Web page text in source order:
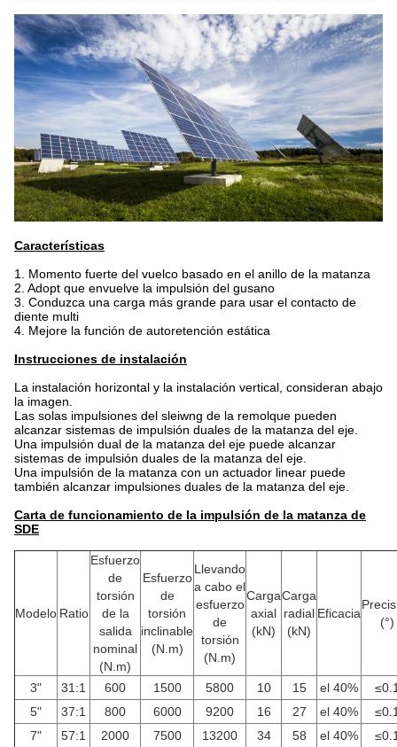
Características
1. Momento fuerte del vuelco basado en el anillo de la matanza
2. Adopt que envuelve la impulsión del gusano
3. Conduzca una carga más grande para usar el contacto de
diente multi
4. Mejore la función de autoretención estática
Instrucciones de instalación
La instalación horizontal y la instalación vertical, consideran abajo
la imagen.
Las solas impulsiones del sleiwng de la remolque pueden
alcanzar sistemas de impulsión duales de la matanza del eje.
Una impulsión dual de la matanza del eje puede alcanzar
sistemas de impulsión duales de la matanza del eje.
Una impulsión de la matanza con un actuador linear puede
también alcanzar impulsiones duales de la matanza del eje.
Carta de funcionamiento de la impulsión de la matanza de
SDE
Modelo Ratio
Esfuerzo
de
torsión
de la
salida
nominal
(N.m)
Esfuerzo
de
torsión
inclinable
(N.m)
Llevando
a cabo el
esfuerzo
de
torsión
(N.m)
Carga
axial
(kN)
Carga
radial
(kN)
Eficacia
(°)
3" 31:1 600 1500 5800 10 15 el 40%
5"
37:1 800 6000 9200 16 27 el 40%
7"
57:1 2000 7500 13200 34 58 el 40%